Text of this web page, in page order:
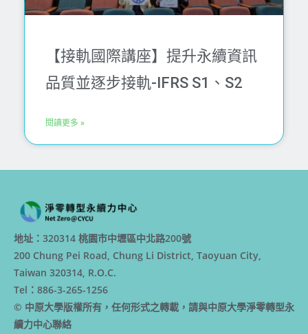
【接軌國際講座】提升永續資訊
品質並逐步接軌-IFRS S1、S2
閱讀更多 »
地址：320314 桃園市中壢區中北路200號
200 Chung Pei Road, Chung Li District, Taoyuan City,
Taiwan 320314, R.O.C.
Tel：886-3-265-1256
© 中原大學版權所有，任何形式之轉載，請與中原大學淨零轉型永
續力中心聯絡